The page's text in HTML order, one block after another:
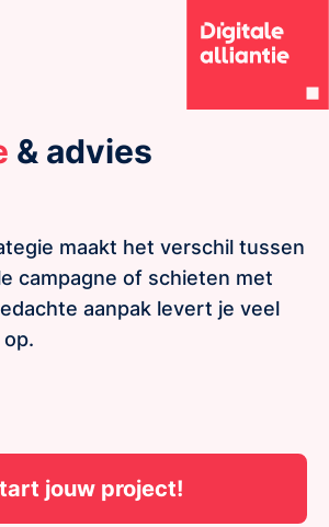
& advies
maakt het verschil tussen
campagne of schieten met
aanpak levert je veel
jouw project!